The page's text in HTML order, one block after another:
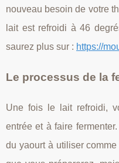
nouveau besoin de votre
lait est refroidi à 46
saurez plus sur : https://
Le processus de la
Une fois le lait refroidi,
entrée et à faire
du yaourt à utiliser